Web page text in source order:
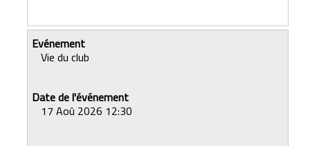
Vie du club
17 Aoû 2026 12:30